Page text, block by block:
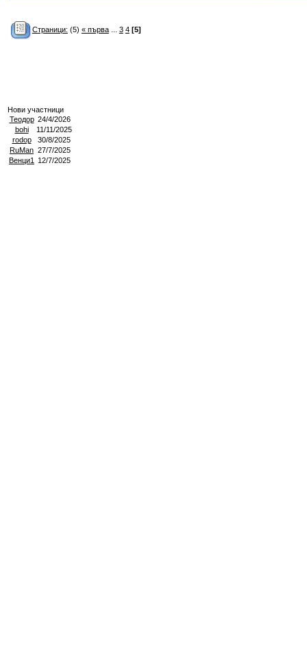
Страници: (5) « първа... 3 4 [5]
Нови участници
Теодор 24/4/2026
bohi
11/11/2025
rodop
30/8/2025
RuMan 27/7/2025
Венци1
12/7/2025